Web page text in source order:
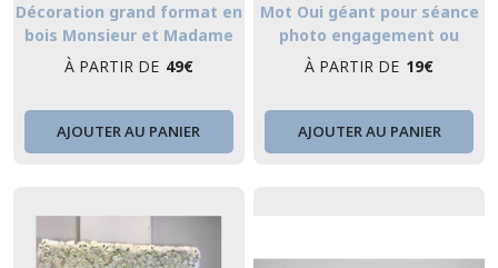
Décoration grand format en
bois Monsieur et Madame
avec nom de famille pour
À PARTIR DE 49€
AJOUTER AU PANIER
Mot Oui géant pour séance
photo engagement ou
remerciement
À PARTIR DE 19€
AJOUTER AU PANIER